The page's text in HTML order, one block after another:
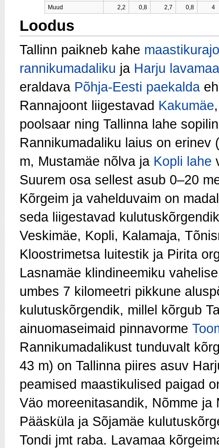
Muud 2,2 0,8 2,7 0,8 4
Loodus
Tallinn paikneb kahe
rannikumadaliku ja Harju lavamaa
eraldava Põhja-Eesti paekalda
Rannajoont liigestavad Kakumäe
poolsaar ning Tallinna lahe
Rannikumadaliku laius on erinev (
m, Mustamäe nõlva ja Kopli lahe
Suurem osa sellest asub 0–20
Kõrgeim ja vahelduvaim on
seda liigestavad
Veskimäe, Kopli, Kalamaja,
Kloostrimetsa luitestik ja Pirita
Lasnamäe klindineemiku
umbes 7 kilomeetri pikkune
kulutuskõrgendik, millel kõrgub
ainuomaseimaid pinnavorme
Rannikumadalikust tunduvalt
43 m) on Tallinna piires asuv
peamised maastikulised paigad
Väo moreenitasandik, Nõmme
Pääsküla ja Sõjamäe
Tondi jmt raba. Lavamaa